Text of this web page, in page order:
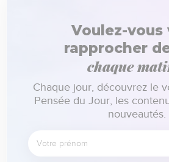
Voulez-vous
rapprocher
chaque
Chaque jour, découvrez le
Pensée du Jour, les
nouveautés.